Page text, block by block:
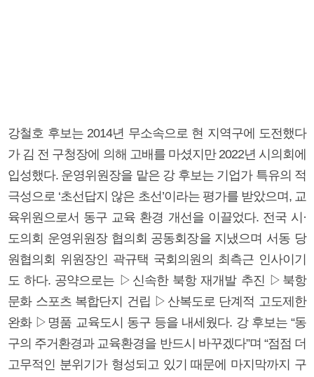
강철호 후보는 2014년 무소속으로 현 지역구에 도전했다
가 김 전 구청장에 의해 고배를 마셨지만 2022년 시의회에
입성했다. 운영위원장을 맡은 강 후보는 기업가 특유의 적
극성으로 ‘초선답지 않은 초선’이라는 평가를 받았으며, 교
육위원으로서 동구 교육 환경 개선을 이끌었다. 전국 시·
도의회 운영위원장 협의회 공동회장을 지냈으며 서동 당
원협의회 위원장인 곽규택 국회의원의 최측근 인사이기
도 하다. 공약으로는 ▷신속한 북항 재개발 추진 ▷북항
문화 스포츠 복합단지 건립 ▷산복도로 단계적 고도제한
완화 ▷명품 교육도시 동구 등을 내세웠다. 강 후보는 “동
구의 주거환경과 교육환경을 반드시 바꾸겠다”며 “점점 더
고무적인 분위기가 형성되고 있기 때문에 마지막까지 구